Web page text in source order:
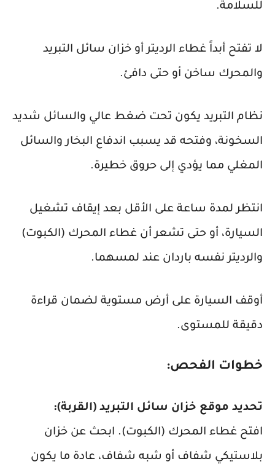
للسلامة.
لا تفتح أبداً غطاء الرديتر أو خزان سائل التبريد
والمحرك ساخن أو حتى دافئ.
نظام التبريد يكون تحت ضغط عالي والسائل شديد
السخونة، وفتحه قد يسبب اندفاع البخار والسائل
المغلي مما يؤدي إلى حروق خطيرة.
انتظر لمدة ساعة على الأقل بعد إيقاف تشغيل
السيارة، أو حتى تشعر أن غطاء المحرك (الكبوت)
والرديتر نفسه باردان عند لمسهما.
أوقف السيارة على أرض مستوية لضمان قراءة
دقيقة للمستوى.
خطوات الفحص:
تحديد موقع خزان سائل التبريد (القربة):
افتح غطاء المحرك (الكبوت). ابحث عن خزان
بلاستيكي شفاف أو شبه شفاف، عادة ما يكون